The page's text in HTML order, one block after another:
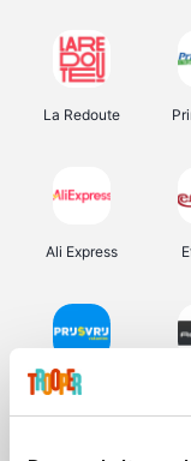
La Redoute
Ali Express
Prijsvrij